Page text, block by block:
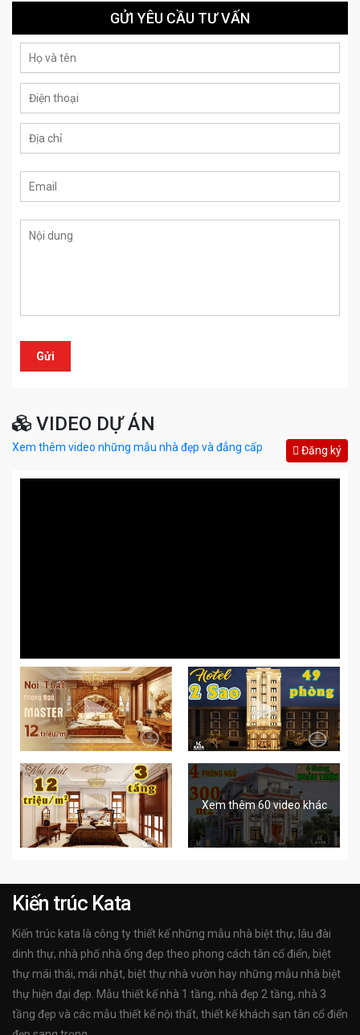
GỬI YÊU CẦU TƯ VẤN
VIDEO DỰ ÁN
Xem thêm video những mẫu nhà đẹp và đẳng cấp Đăng ký
Xem thêm 60 video khác
Kiến trúc Kata
Kiến trúc kata là công ty thiết kế những mẫu nhà biệt thự, lâu đài
dinh thự, nhà phố nhà ống đẹp theo phong cách tân cổ điển, biệt
thự mái thái, mái nhật, biệt thự nhà vườn hay những mẫu nhà biệt
thự hiện đại đẹp. Mẫu thiết kế nhà 1 tầng, nhà đẹp 2 tầng, nhà 3
tầng đẹp và các mẫu thiết kế nội thất, thiết kế khách sạn tân cổ điển